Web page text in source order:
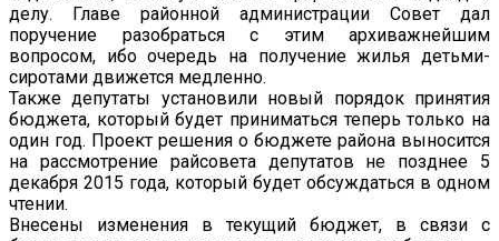
делу. Главе районной администрации Совет дал
поручение разобраться с этим архиважнейшим
вопросом, ибо очередь на получение жилья детьми-
сиротами движется медленно.
Также депутаты установили новый порядок принятия
бюджета, который будет приниматься теперь только на
один год. Проект решения о бюджете района выносится
на рассмотрение райсовета депутатов не позднее 5
декабря 2015 года, который будет обсуждаться в одном
чтении.
Внесены изменения в текущий бюджет, в связи с